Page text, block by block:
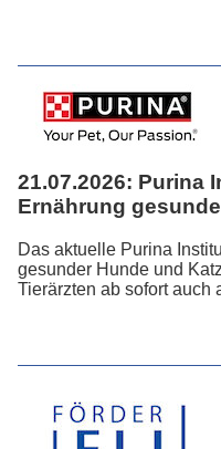
21.07.2026: Purina
Ernährung
Das aktuelle Purina
gesunder Hunde und
Tierärzten ab sofort auch